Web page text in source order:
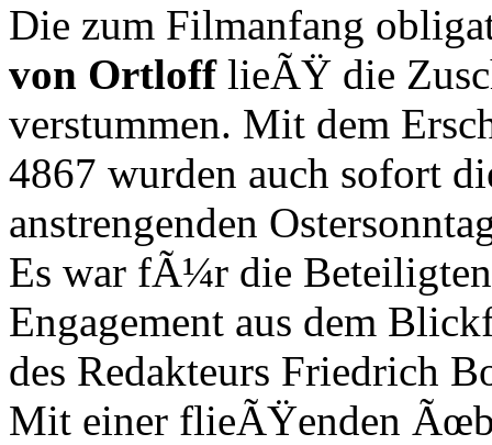
Die zum Filmanfang
von OrtlofflieÃŸ die
verstummen. Mit dem
4867 wurden auch sofort
anstrengenden
Es war fÃ¼r die
Engagement aus dem
des Redakteurs Friedrich
Mit einer flieÃŸenden